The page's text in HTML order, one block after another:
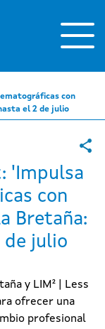
con
el 2 de julio
'Impulsa
con
Bretaña:
de julio
y LIM² | Less
ofrecer una
profesional